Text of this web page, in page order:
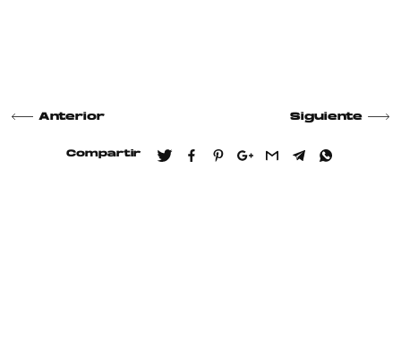
Anterior Siguiente
Compartir